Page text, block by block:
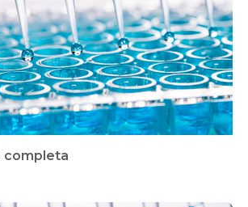
completa